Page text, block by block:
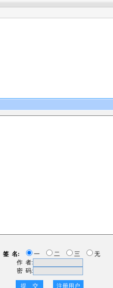
签 名: 一 二 三
无
作 者:
密 码:
注册用户
提 交